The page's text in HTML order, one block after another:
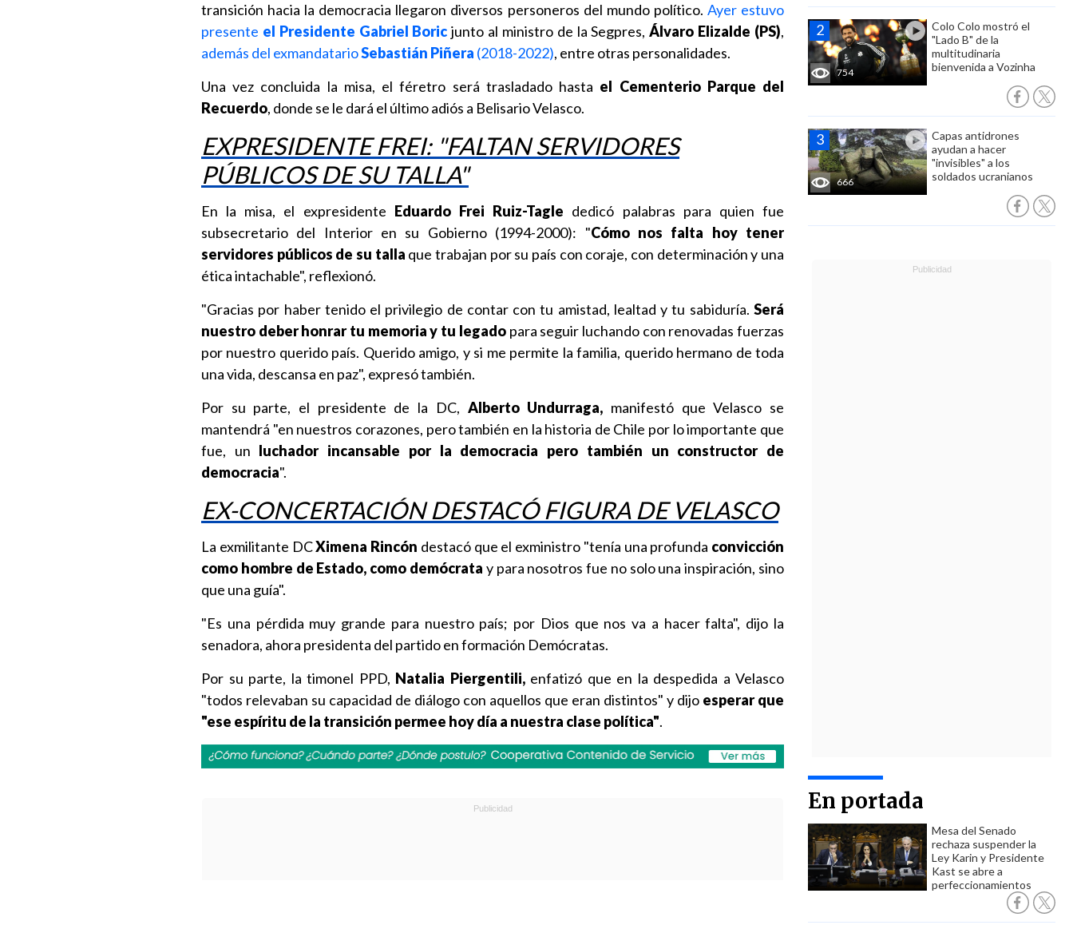
754
Colo Colo mostró el
"Lado B" de la
multitudinaria
bienvenida a Vozinha
666
Capas antidrones
ayudan a hacer
"invisibles" a los
soldados ucranianos
En portada
Mesa del Senado
rechaza suspender la
Ley Karin y Presidente
Kast se abre a
perfeccionamientos
transición hacia la democracia llegaron diversos personeros del mundo político. Ayer estuvo
presente el Presidente Gabriel Boric junto al ministro de la Segpres,Álvaro Elizalde (PS),
además del exmandatarioSebastián Piñera (2018-2022), entre otras personalidades.
Una vez concluida la misa, el féretro será trasladado hasta el Cementerio Parque del
Recuerdo, donde se le dará el último adiós a Belisario Velasco.
EXPRESIDENTE FREI: "FALTAN SERVIDORES
PÚBLICOS DE SU TALLA"
En la misa, el expresidente Eduardo Frei Ruiz-Tagle dedicó palabras para quien fue
subsecretario del Interior en su Gobierno (1994-2000): "Cómo nos falta hoy tener
servidores públicos de su talla que trabajan por su país con coraje, con determinación y una
ética intachable", reflexionó.
"Gracias por haber tenido el privilegio de contar con tu amistad, lealtad y tu sabiduría. Será
nuestro deber honrar tu memoria y tu legadopara seguir luchando con renovadas fuerzas
por nuestro querido país. Querido amigo, y si me permite la familia, querido hermano de toda
una vida, descansa en paz", expresó también.
Por su parte, el presidente de la DC, Alberto Undurraga, manifestó que Velasco se
mantendrá "en nuestros corazones, pero también en la historia de Chile por lo importante que
fue, un luchador incansable por la democracia pero también un constructor de
democracia".
EX-CONCERTACIÓN DESTACÓ FIGURA DE VELASCO
La exmilitante DCXimena Rincón destacó que el exministro "tenía una profunda convicción
como hombre de Estado, como demócrata y para nosotros fue no solo una inspiración, sino
que una guía".
"Es una pérdida muy grande para nuestro país; por Dios que nos va a hacer falta", dijo la
senadora, ahora presidenta del partido en formación Demócratas.
Por su parte, la timonel PPD, Natalia Piergentili,enfatizó que en la despedida a Velasco
"todos relevaban su capacidad de diálogo con aquellos que eran distintos" y dijo esperar que
"ese espíritu de la transición permee hoy día a nuestra clase política".